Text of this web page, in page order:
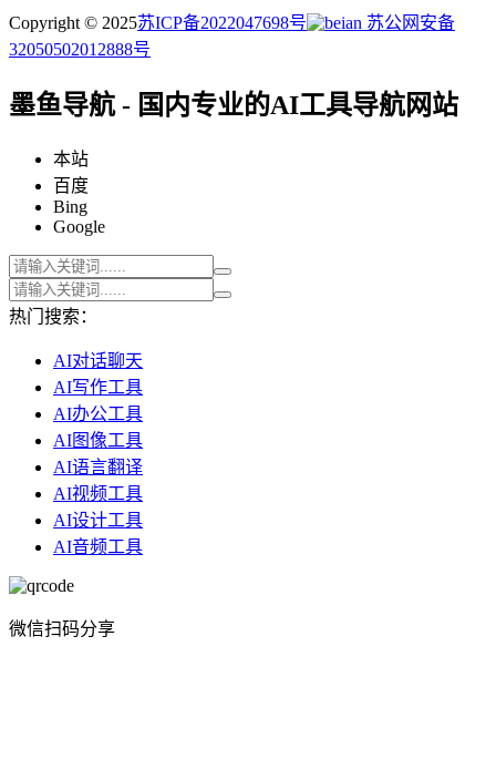
Copyright © 2025苏ICP备2022047698号
苏公网安备
32050502012888号
墨鱼导航 - 国内专业的AI工具导航网站
本站
百度
Bing
Google
热门搜索：
AI对话聊天
AI写作工具
AI办公工具
AI图像工具
AI语言翻译
AI视频工具
AI设计工具
AI音频工具
微信扫码分享